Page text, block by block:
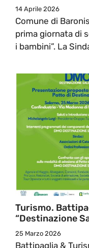
14 Aprile 2026
Comune di
prima giornata di
i bambini”. La
Turismo.
“Destinazione
25 Marzo 2026
Battipaglia &